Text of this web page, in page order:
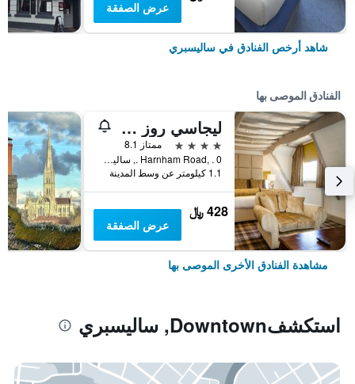
عرض الصفقة
شاهد أرخص الفنادق في ساليسبري
الفنادق الموصى بها
ليجاسي روز آند كراون هوتل
4 نجوم
ممتاز 8.1
Harnham Road, . 0 ., ساليسبري, المملكة المتحدة
1.1 كيلومتر عن وسط المدينة
428 ﷼
عرض الصفقة
مشاهدة الفنادق الأخرى الموصى بها
استكشفDowntown, ساليسبري